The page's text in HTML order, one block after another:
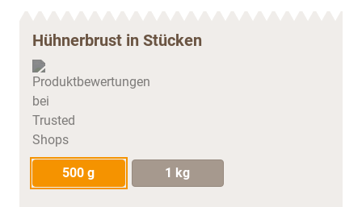
Hühnerbrust in Stücken
500 g 1 kg